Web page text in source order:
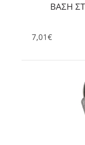
ΒΑΣΗ
7,01€